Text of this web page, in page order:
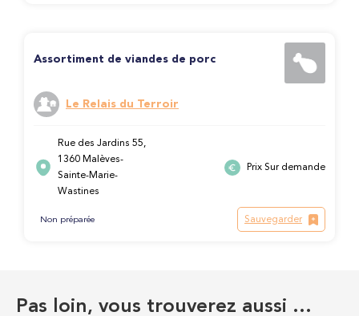
Assortiment de viandes de porc
Le Relais du Terroir
Rue des Jardins 55,
1360 Malèves-
Sainte-Marie-
Wastines
Prix Sur demande
Non préparée Sauvegarder
Pas loin, vous trouverez aussi …